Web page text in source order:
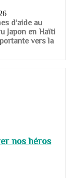
d’aide au
Japon en Haïti
vers la
nos héros